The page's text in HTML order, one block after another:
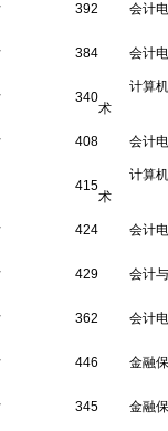
392 会计
384 会计
340
计算
术
408 会计
415
计算
术
424 会计
429 会计
362 会计
446 金融
345 金融